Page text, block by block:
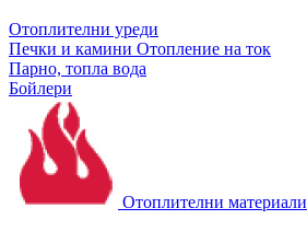
Отоплителни уреди
Печки и камини Отопление на ток
Парно, топла вода
Бойлери
Отоплителни материали